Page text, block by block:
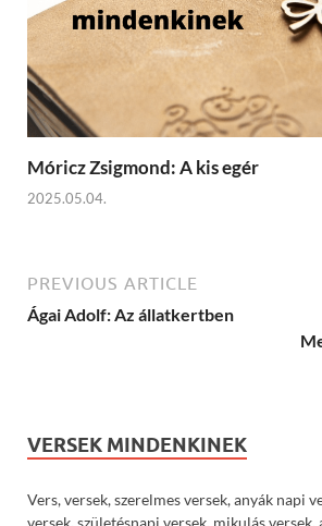
Móricz Zsigmond: A kis egér
2025.05.04.
PREVIOUS ARTICLE
Ágai Adolf: Az állatkertben
VERSEK MINDENKINEK
Vers, versek, szerelmes versek, anyák napi
versek, születésnapi versek, mikulás